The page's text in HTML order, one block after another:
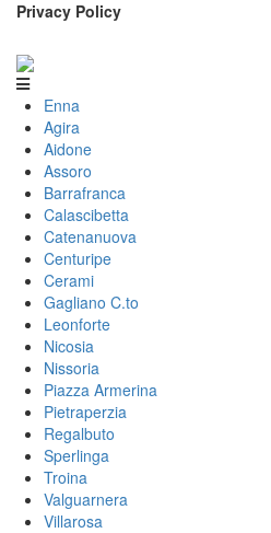
Privacy Policy
Enna
Agira
Aidone
Assoro
Barrafranca
Calascibetta
Catenanuova
Centuripe
Cerami
Gagliano C.to
Leonforte
Nicosia
Nissoria
Piazza Armerina
Pietraperzia
Regalbuto
Sperlinga
Troina
Valguarnera
Villarosa